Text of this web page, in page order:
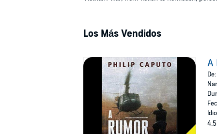
Los Más Vendidos
A
De:
4.5